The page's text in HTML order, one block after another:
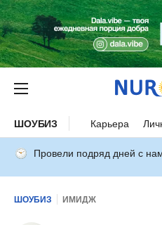
ШОУБИЗ Карьера
Провели подряд дней с
ШОУБИЗ ИМИДЖ